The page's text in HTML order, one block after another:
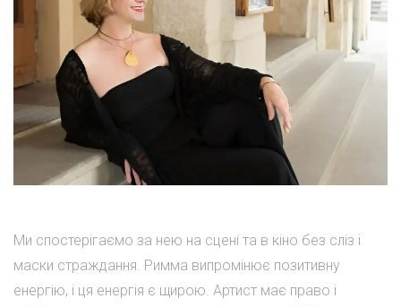
Ми спостерігаємо за нею на сцені та в кіно без сліз і
маски страждання. Римма випромінює позитивну
енергію, і ця енергія є щирою. Артист має право і